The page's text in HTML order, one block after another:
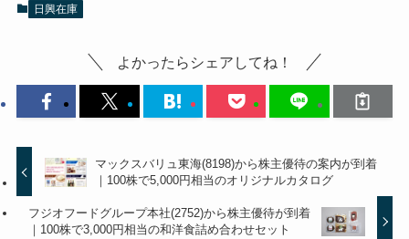
日興在庫
よかったらシェアしてね！
マックスバリュ東海(8198)から株主優待の案内が到着
｜100株で5,000円相当のオリジナルカタログ
フジオフードグループ本社(2752)から株主優待が到着
｜100株で3,000円相当の和洋食詰め合わせセット